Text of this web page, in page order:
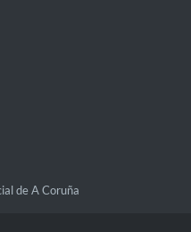
de A Coruña